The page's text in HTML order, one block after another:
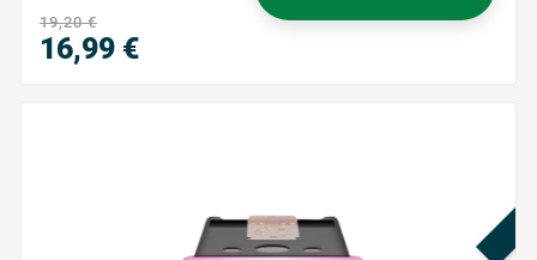
19,20 €
16,99 €